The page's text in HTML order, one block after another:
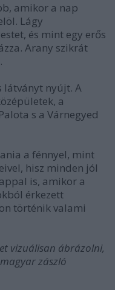
amikor a nap
Lágy
és mint egy erős
Arany szikrát
látványt nyújt. A
a
s a Várnegyed
a fénnyel, mint
hisz minden jól
is, amikor a
érkezett
történik valami
vizuálisan ábrázolni,
zászló